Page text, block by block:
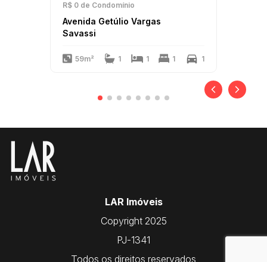
R$ 0 de Condomínio
Avenida Getúlio Vargas
Savassi
59m² 1 1 1 1
LAR Imóveis
Copyright 2025
PJ-1341
Todos os direitos reservados